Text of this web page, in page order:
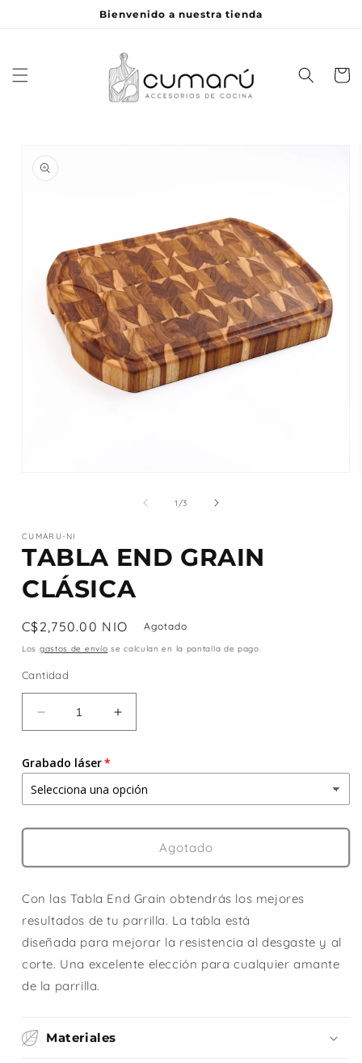
Bienvenido a nuestra tienda
Carrito
información
una
ventana
modal
1/de
3
CUMARU-NI
TABLA END GRAIN
CLÁSICA
Precio
habitual
C$2,750.00 NIO Agotado
Los gastos de envío se calculan en la pantalla de pago.
Cantidad
Reducir
cantidad
TABLA
END
GRAIN
Aumentar
cantidad
TABLA
END
GRAIN
Grabado láser
Agotado
Con las Tabla End Grain obtendrás los mejores
resultados de tu parrilla. La tabla está
diseñada para mejorar la resistencia al desgaste y al
corte. Una excelente elección para cualquier amante
de la parrilla.
Materiales